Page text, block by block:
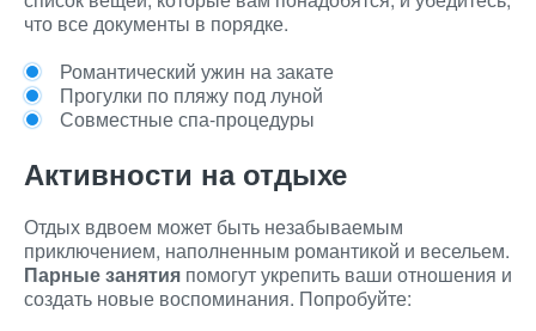
что все документы в порядке.
Романтический ужин на закате
Прогулки по пляжу под луной
Совместные спа-процедуры
Активности на отдыхе
Отдых вдвоем может быть незабываемым
приключением, наполненным романтикой и весельем.
Парные занятия помогут укрепить ваши отношения и
создать новые воспоминания. Попробуйте: